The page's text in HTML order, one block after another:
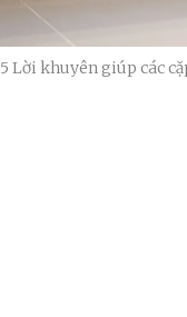
5 Lời khuyên giúp các